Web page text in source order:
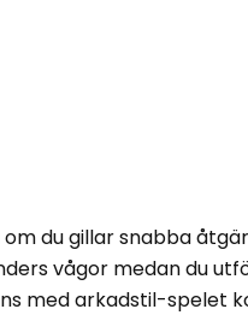
du gillar snabba
vågor medan du
med arkadstil-spelet